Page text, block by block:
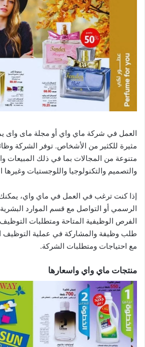
العمل في شركة ماي واي أو مجلة ماى واى
مثيرة للكثير من الأشخاص. توفر الشركة
متنوعة من المجالات بما في ذلك المبيعات
والتصميم والتكنولوجيا واللوجستيات وغيرها
إذا كنت ترغب في العمل في ماي واي،
الرسمي أو التواصل مع قسم الموارد
الفرص الوظيفية المتاحة ومتطلبات
طلب وظيفة والمشاركة في عملية التوظيف
مع احتياجات ومتطلبات الشركة.
منتجات ماي واي واسعارها